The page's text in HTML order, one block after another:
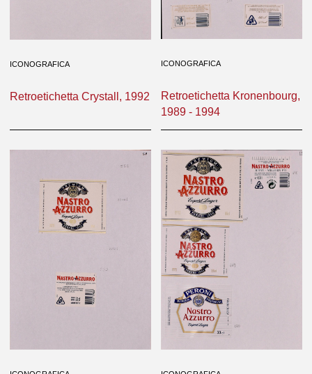
ICONOGRAFICA
Retroetichetta Crystall, 1992
ICONOGRAFICA
Retroetichetta Kronenbourg,
1989 - 1994